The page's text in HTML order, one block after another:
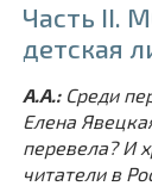
Часть II.
детская
А.А.:Среди
Елена
перевела? И
читатели в